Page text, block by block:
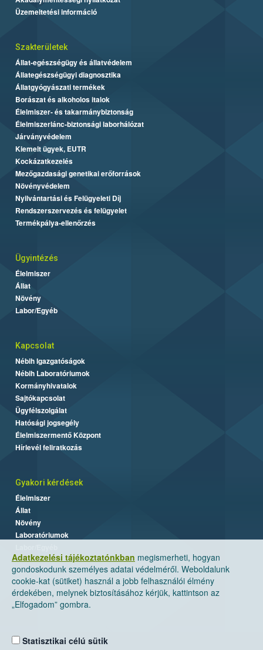
Adatkezelési tájékoztatónkban megismerheti, hogyan
gondoskodunk személyes adatai védelméről. Weboldalunk
cookie-kat (sütiket) használ a jobb felhasználói élmény
érdekében, melynek biztosításához kérjük, kattintson az
„Elfogadom” gombra.
Statisztikai célú sütik
Üzemeltetési információ
Szakterületek
Állat-egészségügy és állatvédelem
Állategészségügyi diagnosztika
Állatgyógyászati termékek
Borászat és alkoholos italok
Élelmiszer- és takarmánybiztonság
Élelmiszerlánc-biztonsági laborhálózat
Járványvédelem
Kiemelt ügyek, EUTR
Kockázatkezelés
Mezőgazdasági genetikai erőforrások
Növényvédelem
Nyilvántartási és Felügyeleti Díj
Rendszerszervezés és felügyelet
Termékpálya-ellenőrzés
Ügyintézés
Élelmiszer
Állat
Növény
Labor/Egyéb
Kapcsolat
Nébih Igazgatóságok
Nébih Laboratóriumok
Kormányhivatalok
Sajtókapcsolat
Ügyfélszolgálat
Hatósági jogsegély
Élelmiszermentő Központ
Hírlevél feliratkozás
Gyakori kérdések
Élelmiszer
Állat
Növény
Laboratóriumok